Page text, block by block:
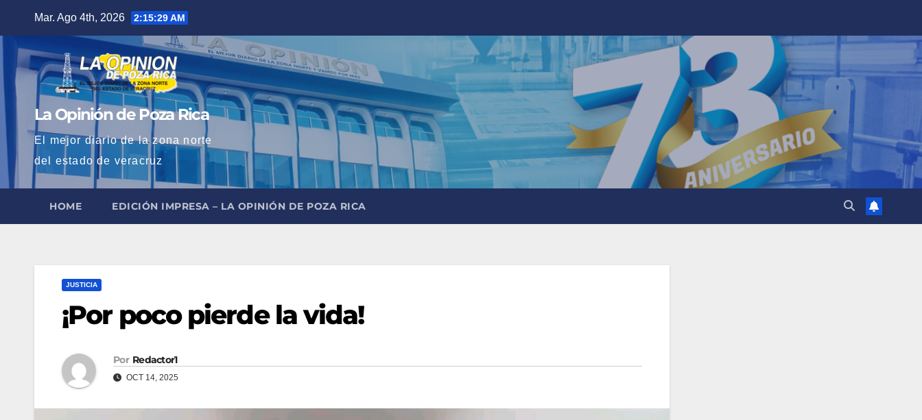
contenido
Mar. Ago 4th, 2026 2:15:30 AM
La Opinión de Poza Rica
El mejor diario de la zona norte
del estado de veracruz
HOME EDICIÓN IMPRESA – LA OPINIÓN DE POZA RICA
JUSTICIA
¡Por poco pierde la vida!
Por Redactor1
OCT 14, 2025